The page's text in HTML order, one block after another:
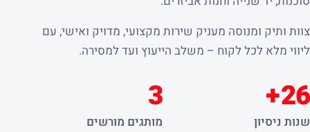
צוות ותיק ומנוסה מעניק שירות מקצועי, מדויק ואישי, עם
ליווי מלא לכל לקוח – משלב הייעוץ ועד למסירה.
26+
שנות ניסיון
3
מותגים מורשים